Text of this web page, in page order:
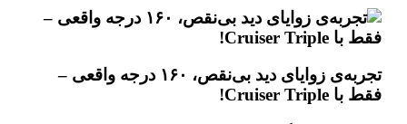
تجربه‌ی زوایای دید بی‌نقص، ۱۶۰ درجه واقعی –
فقط با Cruiser Triple!